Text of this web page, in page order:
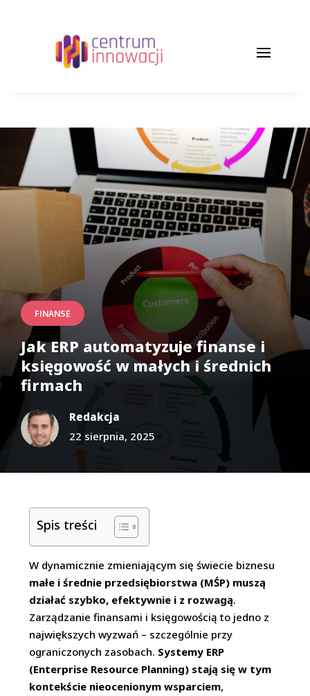
FINANSE
Jak ERP automatyzuje finanse i
księgowość w małych i średnich
firmach
Redakcja
22 sierpnia, 2025
Spis treści
W dynamicznie zmieniającym się świecie biznesu
małe i średnie przedsiębiorstwa (MŚP) muszą
działać szybko, efektywnie i z rozwagą.
Zarządzanie finansami i księgowością to jedno z
największych wyzwań – szczególnie przy
ograniczonych zasobach. Systemy ERP
(Enterprise Resource Planning) stają się w tym
kontekście nieocenionym wsparciem,